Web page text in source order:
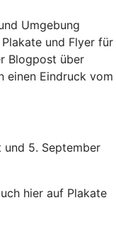
Umgebung
und Flyer für
Blogpost über
einen Eindruck vom
und 5. September
hier auf Plakate